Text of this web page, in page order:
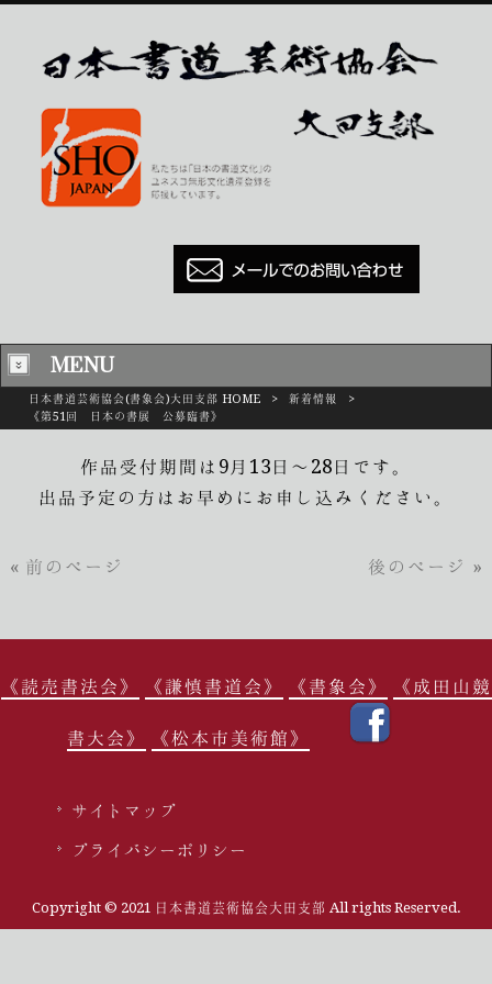
MENU
日本書道芸術協会(書象会)大田支部 HOME > 新着情報
>
《第51回 日本の書展 公募臨書》
作品受付期間は9月13日～28日です。
出品予定の方はお早めにお申し込みください。
« 前のページ 後のページ »
《読売書法会》 《謙慎書道会》 《書象会》 《成田山競
書大会》 《松本市美術館》
サイトマップ
プライバシーポリシー
Copyright © 2021 日本書道芸術協会大田支部 All rights Reserved.